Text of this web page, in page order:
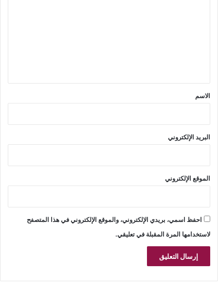
*
الاسم
البريد الإلكتروني
الموقع الإلكتروني
احفظ اسمي، بريدي الإلكتروني، والموقع الإلكتروني في هذا المتصفح
لاستخدامها المرة المقبلة في تعليقي.